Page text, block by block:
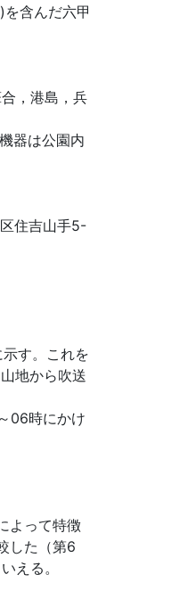
含んだ六甲
，港島，兵
器は公園内
住吉山手5-
す。これを
地から吹送
06時にかけ
よって特徴
した（第6
える。